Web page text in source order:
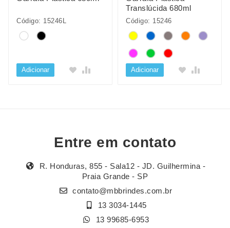
Código: 15246L
Adicionar
Translúcida 680ml
Código: 15246
Adicionar
Entre em contato
R. Honduras, 855 - Sala12 - JD. Guilhermina -
Praia Grande - SP
contato@mbbrindes.com.br
13 3034-1445
13 99685-6953